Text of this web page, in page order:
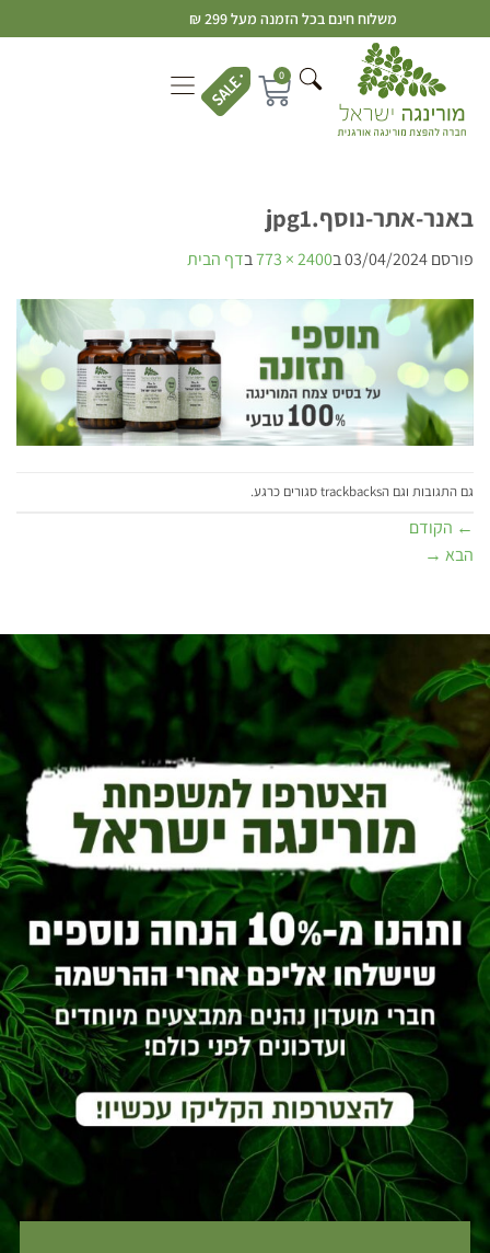
משלוח חינם בכל הזמנה מעל 299 ₪
0
‏‏באנר-אתר-נוסף.jpg1
פורסם03/04/2024ב2400 × 773 בדף הבית
גם התגובות וגם הtrackbacks סגורים כרגע.
← הקודם
הבא →